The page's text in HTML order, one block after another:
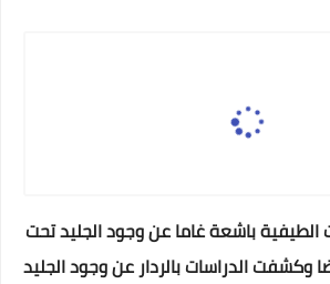
باشعة غاما عن وجود الجليد تحت
وكشفت الدراسات بالردار عن وجود الجليد